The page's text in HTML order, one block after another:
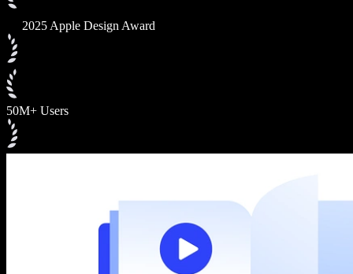
2025 Apple Design Award
50M+ Users